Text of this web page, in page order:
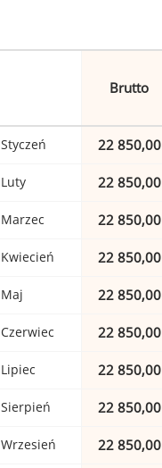
Brutto
Styczeń 22 850,00
Luty 22 850,00
Marzec 22 850,00
Kwiecień 22 850,00
Maj 22 850,00
Czerwiec 22 850,00
Lipiec 22 850,00
Sierpień 22 850,00
Wrzesień 22 850,00